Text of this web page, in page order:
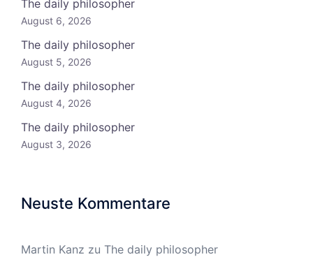
The daily philosopher
August 6, 2026
The daily philosopher
August 5, 2026
The daily philosopher
August 4, 2026
The daily philosopher
August 3, 2026
Neuste Kommentare
Martin Kanz zu The daily philosopher